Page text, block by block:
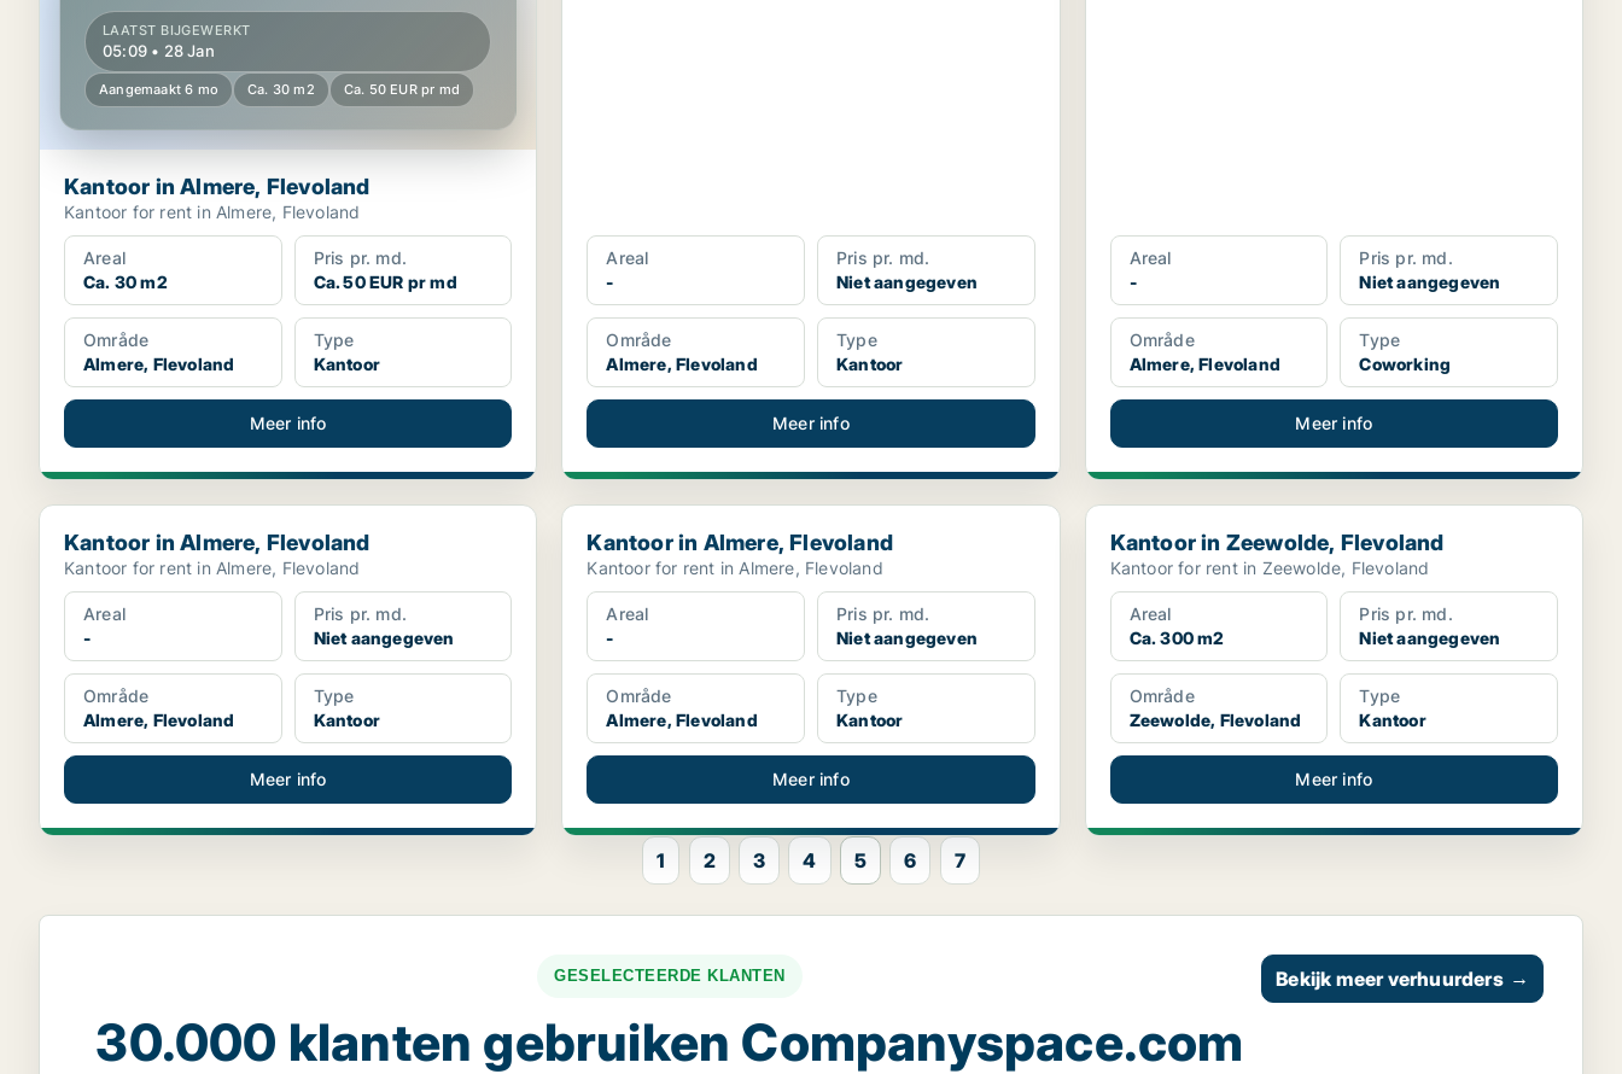
LAATST BIJGEWERKT
05:09 • 28 Jan
Aangemaakt 6 mo Ca. 30 m2 Ca. 50 EUR pr md
Kantoor in Almere, Flevoland
Kantoor for rent in Almere, Flevoland
Areal
Ca. 30 m2
Pris pr. md.
Ca. 50 EUR pr md
Område
Almere, Flevoland
Type
Kantoor
Meer info
Areal
-
Pris pr. md.
Niet aangegeven
Område
Almere, Flevoland
Type
Kantoor
Meer info
Areal
-
Pris pr. md.
Niet aangegeven
Område
Almere, Flevoland
Type
Coworking
Meer info
Kantoor in Almere, Flevoland
Kantoor in Almere, Flevoland
Kantoor for rent in Almere, Flevoland
Areal
-
Pris pr. md.
Niet aangegeven
Område
Almere, Flevoland
Type
Kantoor
Meer info
Kantoor in Almere, Flevoland
Kantoor in Almere, Flevoland
Kantoor for rent in Almere, Flevoland
Areal
-
Pris pr. md.
Niet aangegeven
Område
Almere, Flevoland
Type
Kantoor
Meer info
Kantoor in Zeewolde, Flevoland
Kantoor in Zeewolde, Flevoland
Kantoor for rent in Zeewolde, Flevoland
Areal
Ca. 300 m2
Pris pr. md.
Niet aangegeven
Område
Zeewolde, Flevoland
Type
Kantoor
Meer info
1 2 3 4 5 6 7
GESELECTEERDE KLANTEN
30.000 klanten gebruiken Companyspace.com
Bekijk meer verhuurders →